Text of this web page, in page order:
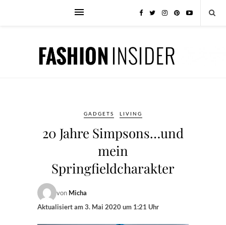
GADGETS LIVING
20 Jahre Simpsons…und
mein
Springfieldcharakter
von Micha
Aktualisiert am3. Mai 2020 um 1:21 Uhr